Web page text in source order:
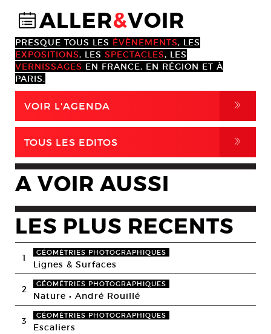
@ALLER&VOIR
PRESQUE TOUS LES ÉVÈNEMENTS, LES
EXPOSITIONS, LES SPECTACLES, LES
VERNISSAGES EN FRANCE, EN RÉGION ET À
PARIS.
VOIR L'AGENDA ,
TOUS LES EDITOS ,
A VOIR AUSSI
LES PLUS RECENTS
1 GÉOMÉTRIES PHOTOGRAPHIQUES
Lignes & Surfaces
2 GÉOMÉTRIES PHOTOGRAPHIQUES
Nature • André Rouillé
3 GÉOMÉTRIES PHOTOGRAPHIQUES
Escaliers